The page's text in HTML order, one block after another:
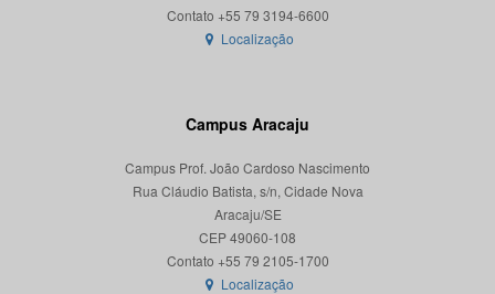
Localização
Campus Aracaju
Campus Prof. João Cardoso Nascimento
Rua Cláudio Batista, s/n, Cidade Nova
Aracaju/SE
CEP 49060-108
Localização